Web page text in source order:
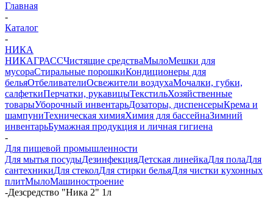
Главная
-
Каталог
-
НИКА
НИКАГРАССЧистящие средстваМылоМешки для
мусораСтиральные порошкиКондиционеры для
бельяОтбеливателиОсвежители воздухаМочалки, губки,
салфеткиПерчатки, рукавицыТекстильХозяйственные
товарыУборочный инвентарьДозаторы, диспенсерыКрема и
шампуниТехническая химияХимия для бассейнаЗимний
инвентарьБумажная продукция и личная гигиена
-
Для пищевой промышленности
Для мытья посудыДезинфекцияДетская линейкаДля полаДля
сантехникиДля стеколДля стирки бельяДля чистки кухонных
плитМылоМашиностроение
-Дезсредство "Ника 2" 1л